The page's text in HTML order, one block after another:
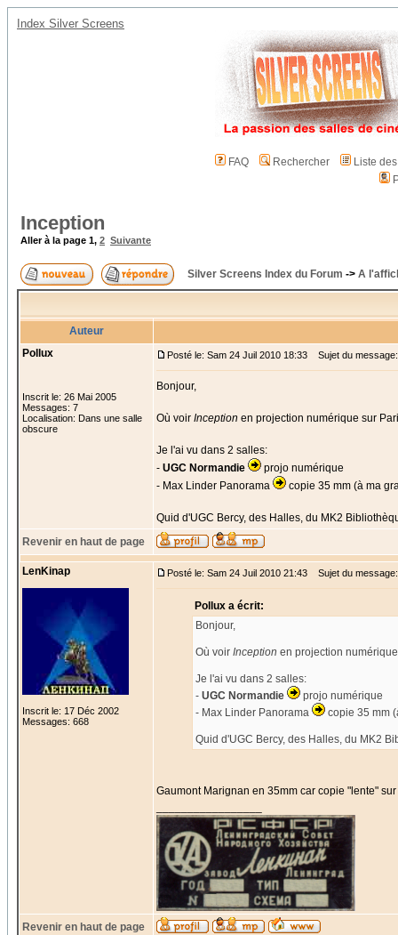
Index Silver Screens
FAQ Rechercher
Liste
Inception
Aller à la page 1, 2 Suivante
Silver Screens Index du Forum -> A
Auteur
Pollux
Inscrit le: 26 Mai 2005
Messages: 7
Localisation: Dans une salle
obscure
Posté le: Sam 24 Juil 2010 18:33 Sujet du
Bonjour,
Où voir Inception en projection numérique sur
Je l'ai vu dans 2 salles:
- UGC Normandie
projo numérique
- Max Linder Panorama
copie 35 mm (à ma
Quid d'UGC Bercy, des Halles, du MK2
Revenir en haut de page
LenKinap
Inscrit le: 17 Déc 2002
Messages: 668
Posté le: Sam 24 Juil 2010 21:43 Sujet du
Pollux a écrit:
Bonjour,
Où voir Inception en projection
Je l'ai vu dans 2 salles:
- UGC Normandie
projo numérique
- Max Linder Panorama
copie 35 mm
Quid d'UGC Bercy, des Halles, du MK2
Gaumont Marignan en 35mm car copie "lente"
Revenir en haut de page